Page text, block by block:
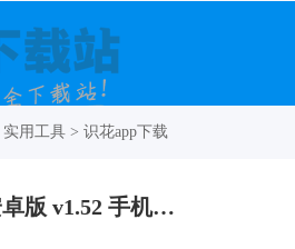
实用工具 > 识花app下载
识花安卓版 v1.52 手机免费版